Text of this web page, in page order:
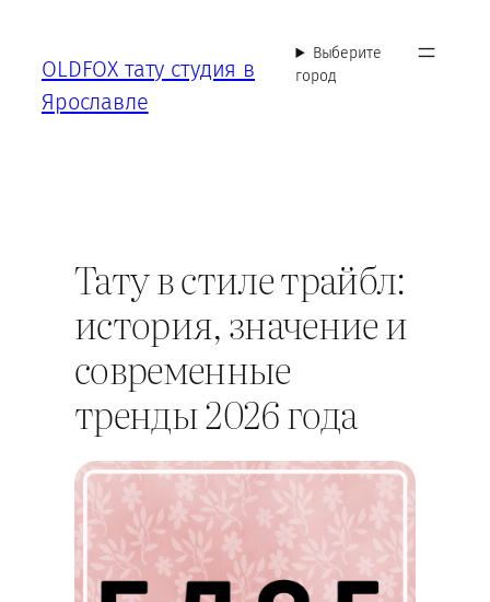
содержимому
OLDFOX тату студия в
Ярославле
Выберите
город
Тату в стиле трайбл:
история, значение и
современные
тренды 2026 года